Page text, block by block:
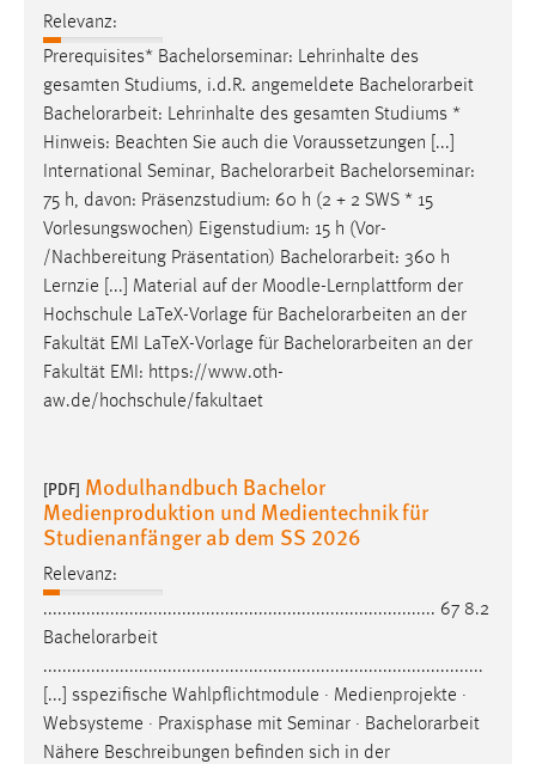
Relevanz:
Prerequisites* Bachelorseminar: Lehrinhalte des
gesamten Studiums, i.d.R. angemeldete Bachelorarbeit
Bachelorarbeit: Lehrinhalte des gesamten Studiums *
Hinweis: Beachten Sie auch die Voraussetzungen [...]
International Seminar, Bachelorarbeit Bachelorseminar:
75 h, davon: Präsenzstudium: 60 h (2 + 2 SWS * 15
Vorlesungswochen) Eigenstudium: 15 h (Vor-
/Nachbereitung Präsentation) Bachelorarbeit: 360 h
Lernzie [...] Material auf der Moodle-Lernplattform der
Hochschule LaTeX-Vorlage für Bachelorarbeiten an der
Fakultät EMI LaTeX-Vorlage für Bachelorarbeiten an der
Fakultät EMI: https://www.oth-
aw.de/hochschule/fakultaet
[PDF] Modulhandbuch Bachelor
Medienproduktion und Medientechnik für
Studienanfänger ab dem SS 2026
Relevanz:
.................................................................................. 67 8.2
Bachelorarbeit
............................................................................................
[...] sspezifische Wahlpflichtmodule · Medienprojekte ·
Websysteme · Praxisphase mit Seminar · Bachelorarbeit
Nähere Beschreibungen befinden sich in der